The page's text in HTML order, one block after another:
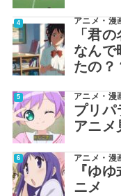
アニメ・漫
「君
なんで
たの？
アニメ・漫
プリパ
アニメ
アニメ・漫
『ゆ
ニメ